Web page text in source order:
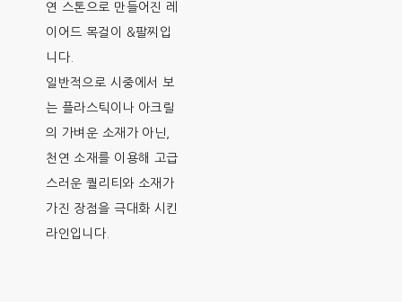
연 스톤으로 만들어진 레
이어드 목걸이 &팔찌입
니다.
일반적으로 시중에서 보
는 플라스틱이나 아크릴
의 가벼운 소재가 아닌,
천연 소재를 이용해 고급
스러운 퀄리티와 소재가
가진 장점을 극대화 시킨
라인입니다.